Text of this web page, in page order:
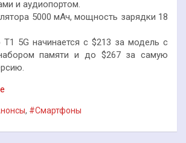
и аудиопортом.
5000 мАч, мощность зарядки 18
5G начинается с $213 за модель с
памяти и до $267 за самую
, #Смартфоны